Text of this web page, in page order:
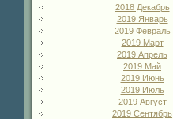
2018 Декабрь
2019 Январь
2019 Февраль
2019 Март
2019 Апрель
2019 Май
2019 Июнь
2019 Июль
2019 Август
2019 Сентябрь